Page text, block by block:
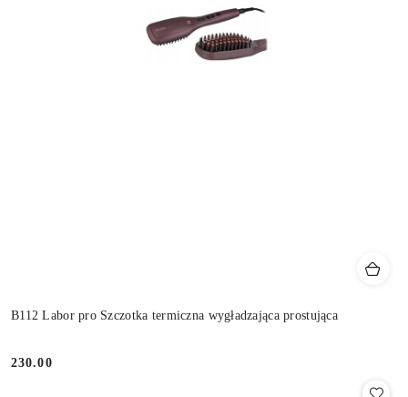
B112 Labor pro Szczotka termiczna wygładzająca prostująca
Cena:
230.00